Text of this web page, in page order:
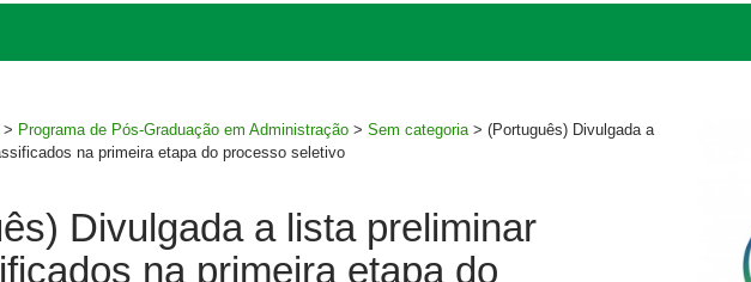
> Programa de Pós-Graduação em Administração > Sem categoria > (Português) Divulgada a
na primeira etapa do processo seletivo
Divulgada a lista preliminar
na primeira etapa do